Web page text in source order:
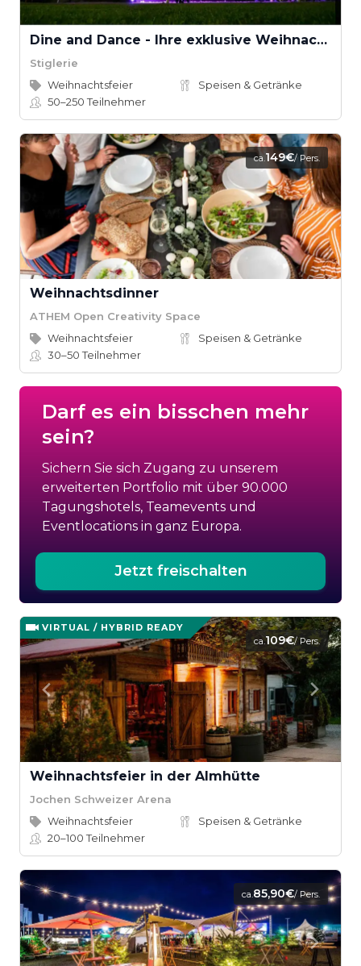
Dine and Dance - Ihre exklusive Weihnachtsfeier
Stiglerie
Weihnachtsfeier
Speisen & Getränke
50–250Teilnehmer
ca.149€/ Pers.
Weihnachtsdinner
ATHEM Open Creativity Space
Weihnachtsfeier
Speisen & Getränke
30–50Teilnehmer
Darf es ein bisschen mehr
sein?
Sichern Sie sich Zugang zu unserem
erweiterten Portfolio mit über 90.000
Tagungshotels, Teamevents und
Eventlocations in ganz Europa.
Jetzt freischalten
VIRTUAL / HYBRID READY
ca.109€/ Pers.
Weihnachtsfeier in der Almhütte
Jochen Schweizer Arena
Weihnachtsfeier
Speisen & Getränke
20–100Teilnehmer
ca.85,90€/ Pers.